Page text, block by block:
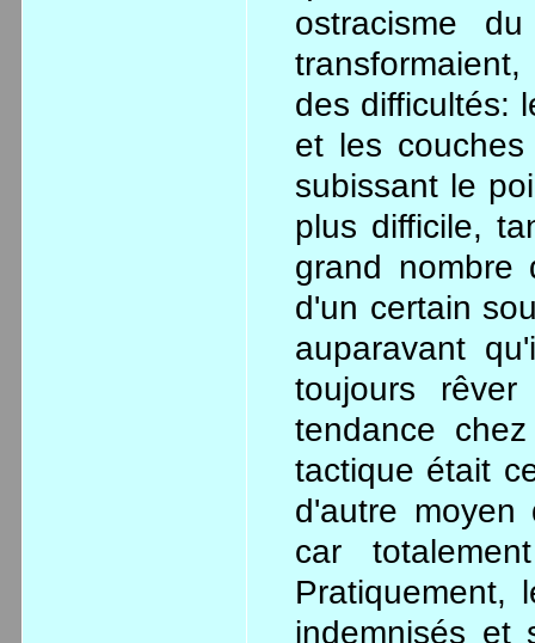
ostracisme
des difficultés:
et les couches
subissant le
plus difficile,
grand nombre
d'un certain
auparavant
toujours
tendance
tactique était
d'autre
car
Pratiquement,
indemnisés et